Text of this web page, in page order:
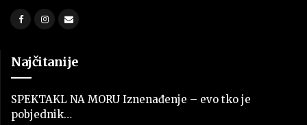
Najčitanije
SPEKTAKL NA MORU Iznenađenje – evo tko je
pobjednik…